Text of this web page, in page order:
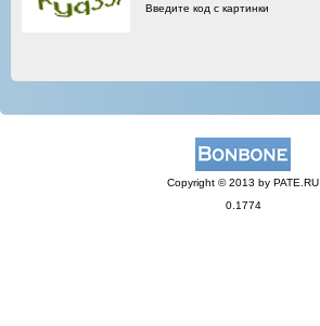
Введите код с картинки
Copyright © 2013 by PATE.RU
0.1774